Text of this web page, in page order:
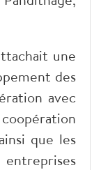
une
des
avec
que les